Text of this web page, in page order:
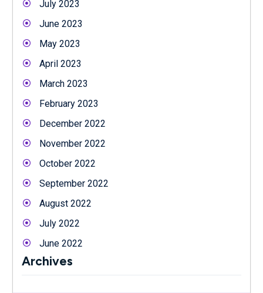
July 2023
June 2023
May 2023
April 2023
March 2023
February 2023
December 2022
November 2022
October 2022
September 2022
August 2022
July 2022
June 2022
Archives